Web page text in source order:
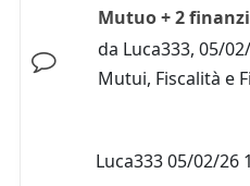
Mutuo + 2
da Luca333, 05/
Mutui, Fiscalità e
Luca33305/02/26